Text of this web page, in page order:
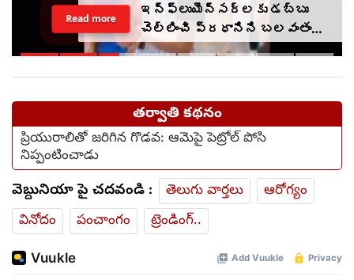
ఇన్‌ఫ్లుయెన్సర్‌లకు డబ్బు
చెల్లించి ప్రధానిని బలవంతంగా
తిట్టించారా? సీజేపీ మెడకు
Read more
తర్వాతి కథనం
ప్రియురాలితో జరిగిన గొడవ: ఆమెపై పెట్రోల్ పోసి
నిప్పంటించాడు
వెబ్దునియా పై చదవండి : తెలుగు వార్తలు
ఆరోగ్యం
వినోదం
పంచాంగం ట్రెండింగ్..